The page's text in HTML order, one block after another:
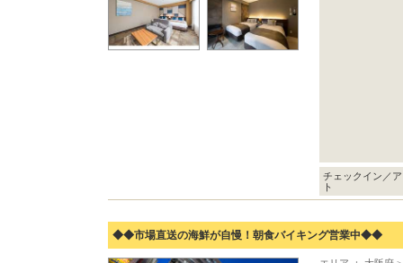
チェックイン／
ト
◆◆市場直送の海鮮が自慢！朝食バイキング営業中◆◆